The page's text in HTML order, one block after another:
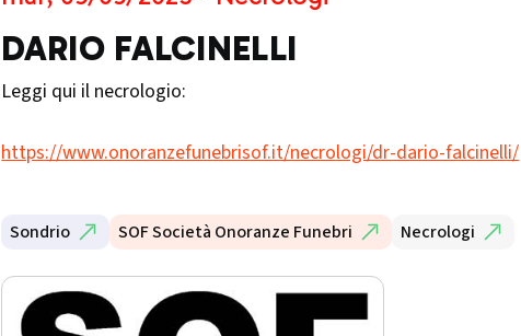
DARIO FALCINELLI
Leggi qui il necrologio:
https://www.onoranzefunebrisof.it/necrologi/dr-dario-falcinelli/
Sondrio SOF Società Onoranze Funebri Necrologi